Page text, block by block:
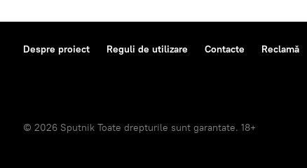
Despre proiect Reguli de utilizare Contacte Reclamă
© 2026 Sputnik Toate drepturile sunt garantate. 18+